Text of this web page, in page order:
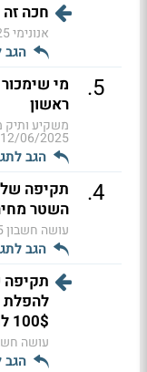
חכה זה
אנונימי
הגב
5
.
מי
ראשון
משקיע ותיק
12/06/2025 06:15
הגב
4
.
תקיפה
השטר מחיר מעל
עושה חשבון
הגב
תקיפה
100$ לת (ל"ת)
עושה
הגב